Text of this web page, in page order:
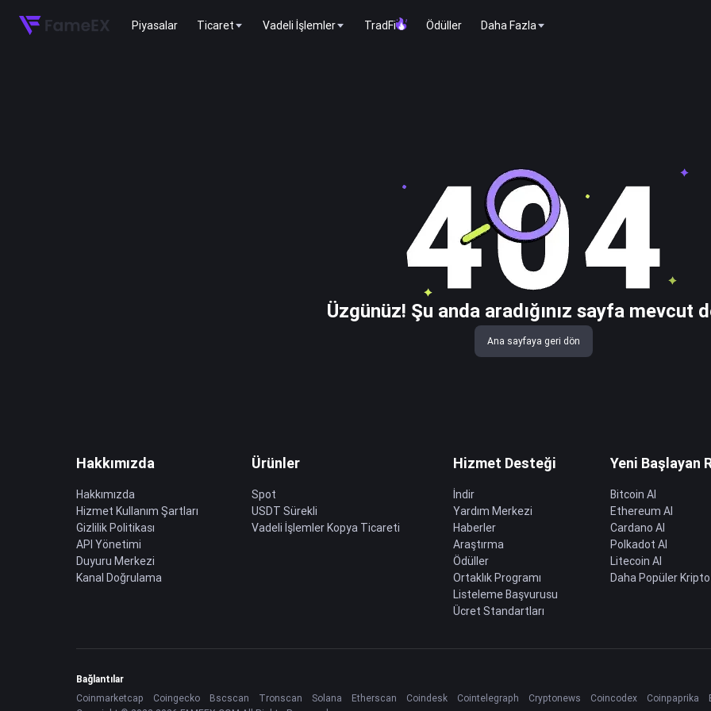
Piyasalar Ticaret Vadeli İşlemler TradFi Ödüller Daha Fazla
Üzgünüz! Şu anda aradığınız sayfa mevcut
Ana sayfaya geri dön
Hakkımızda
Hakkımızda
Hizmet Kullanım Şartları
Gizlilik Politikası
API Yönetimi
Duyuru Merkezi
Kanal Doğrulama
Ürünler
Spot
USDT Sürekli
Vadeli İşlemler Kopya Ticareti
Hizmet Desteği
İndir
Yardım Merkezi
Haberler
Araştırma
Ödüller
Ortaklık Programı
Listeleme Başvurusu
Ücret Standartları
Yeni Başlayan
Bitcoin Al
Ethereum Al
Cardano Al
Polkadot Al
Litecoin Al
Daha Popüler Kripto
Bağlantılar
Coinmarketcap
Coingecko Bscscan Tronscan Solana Etherscan Coindesk Cointelegraph Cryptonews Coincodex Coinpaprika